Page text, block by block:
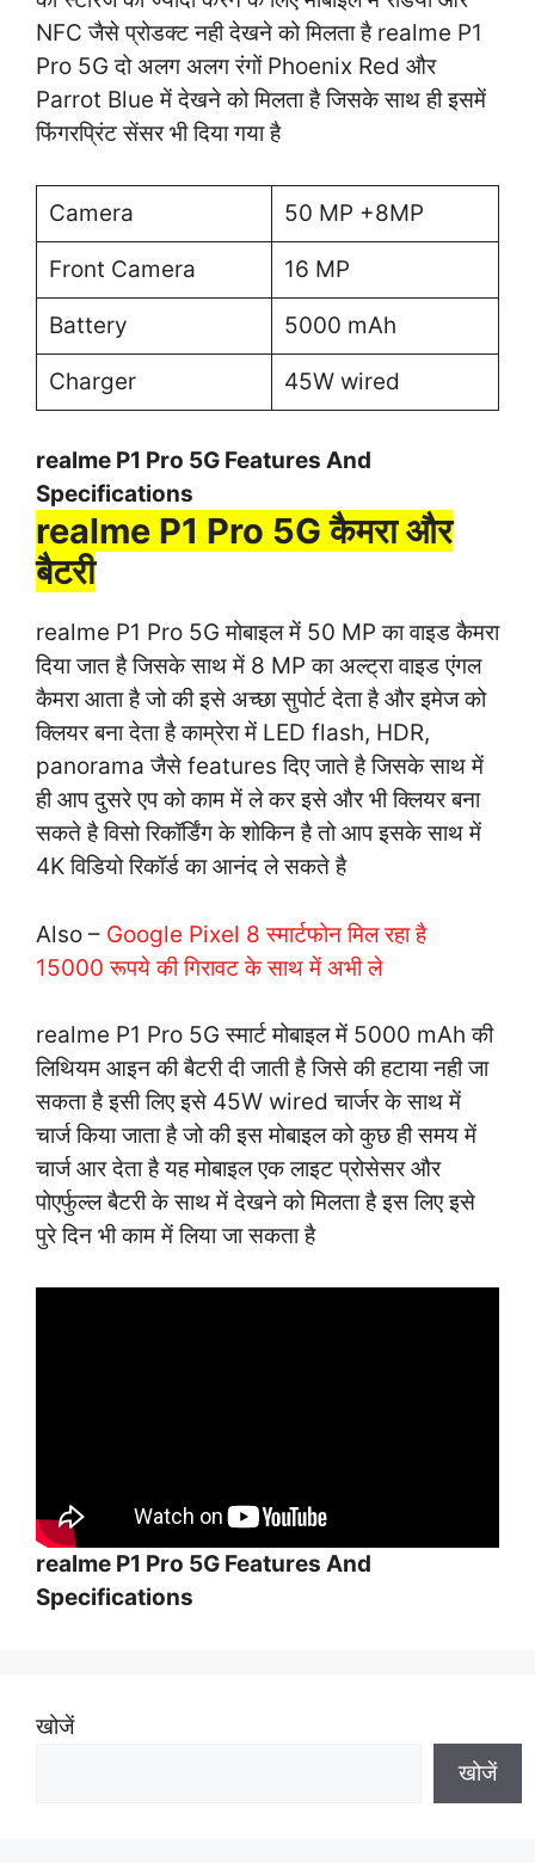
NFC जैसे प्रोडक्ट नही देखने को मिलता है realme P1
Pro 5G दो अलग अलग रंगों Phoenix Red और
Parrot Blue में देखने को मिलता है जिसके साथ ही इसमें
फिंगरप्रिंट सेंसर भी दिया गया है
Camera 50 MP +8MP
Front Camera 16 MP
Battery 5000 mAh
Charger 45W wired
realme P1 Pro 5G Features And
Specifications
realme P1 Pro 5G कैमरा और
बैटरी
realme P1 Pro 5G मोबाइल में 50 MP का वाइड कैमरा
दिया जात है जिसके साथ में 8 MP का अल्ट्रा वाइड एंगल
कैमरा आता है जो की इसे अच्छा सुपोर्ट देता है और इमेज को
क्लियर बना देता है काम्रेरा में LED flash, HDR,
panorama जैसे features दिए जाते है जिसके साथ में
ही आप दुसरे एप को काम में ले कर इसे और भी क्लियर बना
सकते है विसो रिकॉर्डिंग के शोकिन है तो आप इसके साथ में
4K विडियो रिकॉर्ड का आनंद ले सकते है
Also – Google Pixel 8 स्मार्टफोन मिल रहा है
15000 रूपये की गिरावट के साथ में अभी ले
realme P1 Pro 5G स्मार्ट मोबाइल में 5000 mAh की
लिथियम आइन की बैटरी दी जाती है जिसे की हटाया नही जा
सकता है इसी लिए इसे 45W wired चार्जर के साथ में
चार्ज किया जाता है जो की इस मोबाइल को कुछ ही समय में
चार्ज आर देता है यह मोबाइल एक लाइट प्रोसेसर और
पोएर्फुल्ल बैटरी के साथ में देखने को मिलता है इस लिए इसे
पुरे दिन भी काम में लिया जा सकता है
realme P1 Pro 5G Features And
Specifications
खोजें
खोजें